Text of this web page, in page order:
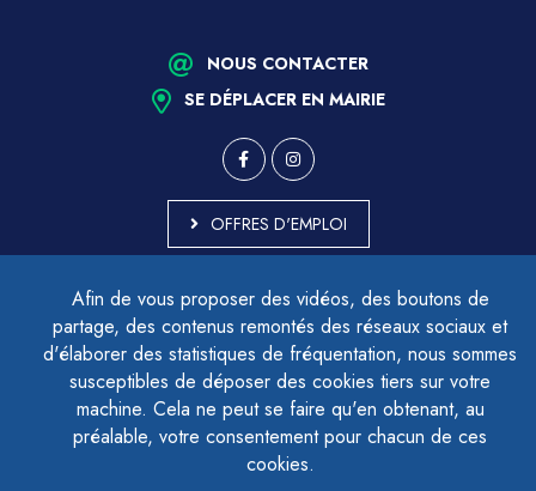
Afin de vous proposer des vidéos, des boutons de
partage, des contenus remontés des réseaux sociaux et
d'élaborer des statistiques de fréquentation, nous sommes
susceptibles de déposer des cookies tiers sur votre
machine. Cela ne peut se faire qu'en obtenant, au
préalable, votre consentement pour chacun de ces
cookies.
NOUS CONTACTER
SE DÉPLACER EN MAIRIE
OFFRES D'EMPLOI
ACCESSIBILITÉ - PARTIELLEMENT CONFORME
PLAN DU SITE
MENTIONS LÉGALES
CONTACTER LE DÉLÉGUÉ À LA PROTECTION DES DONNÉES
GESTION DES COOKIES